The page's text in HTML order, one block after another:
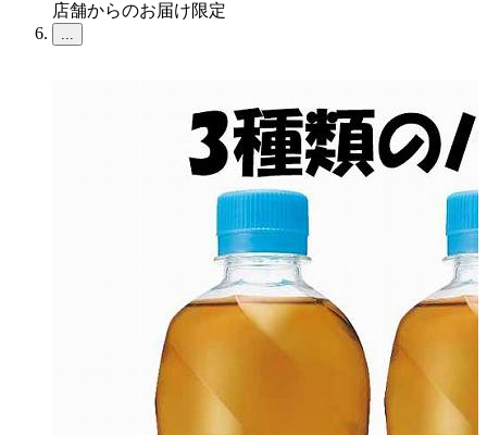
店舗からのお届け限定
...